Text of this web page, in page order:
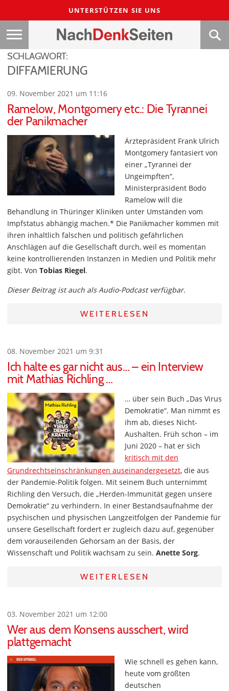
UNTERSTÜTZEN SIE UNS
SCHLAGWORT:
DIFFAMIERUNG
09. November 2021 um 11:16
Ramelow, Montgomery etc.: Die Tyrannei
der Panikmacher
Ärztepräsident Frank Ulrich
Montgomery fantasiert von
einer „Tyrannei der
Ungeimpften“,
Ministerpräsident Bodo
Ramelow will die
Behandlung in Thüringer Kliniken unter Umständen vom
Impfstatus abhängig machen.* Die Panikmacher kommen mit
ihren inhaltlich falschen und politisch gefährlichen
Anschlägen auf die Gesellschaft durch, weil es momentan
keine kontrollierenden Instanzen in Medien und Politik mehr
gibt. Von Tobias Riegel.
Dieser Beitrag ist auch als Audio-Podcast verfügbar.
WEITERLESEN
08. November 2021 um 9:31
Ich halte es gar nicht aus… – ein Interview
mit Mathias Richling …
… über sein Buch „Das Virus
Demokratie“. Man nimmt es
ihm ab, dieses Nicht-
Aushalten. Früh schon – im
Juni 2020 – hat er sich
kritisch mit den
Grundrechtseinschränkungen auseinandergesetzt, die aus
der Pandemie-Politik folgen. Mit seinem Buch unternimmt
Richling den Versuch, die „Herden-Immunität gegen unsere
Demokratie“ zu verhindern. In einer Bestandsaufnahme der
psychischen und physischen Langzeitfolgen der Pandemie für
unsere Gesellschaft fordert er zugleich dazu auf, gegenüber
dem vorauseilenden Gehorsam an der Basis, der
Wissenschaft und Politik wachsam zu sein. Anette Sorg.
WEITERLESEN
03. November 2021 um 12:00
Wer aus dem Konsens ausschert, wird
plattgemacht
Wie schnell es gehen kann,
heute vom größten
deutschen